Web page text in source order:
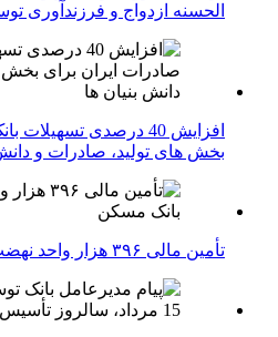
الحسنه ازدواج و فرزندآوری
افزایش 40 درصدی
بخش های تولید، صادرات و
تأمین مالی ۳۹۶ هزار واحد نهضت ملی توسط بانک مسکن